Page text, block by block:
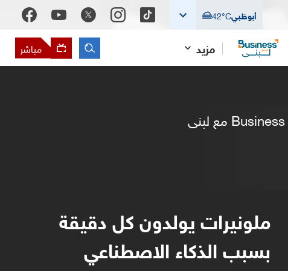
أبوظبي 42°C
مزيد مباشر
ملونيرات يولدون كل دقيقة
بسبب الذكاء الاصطناعي